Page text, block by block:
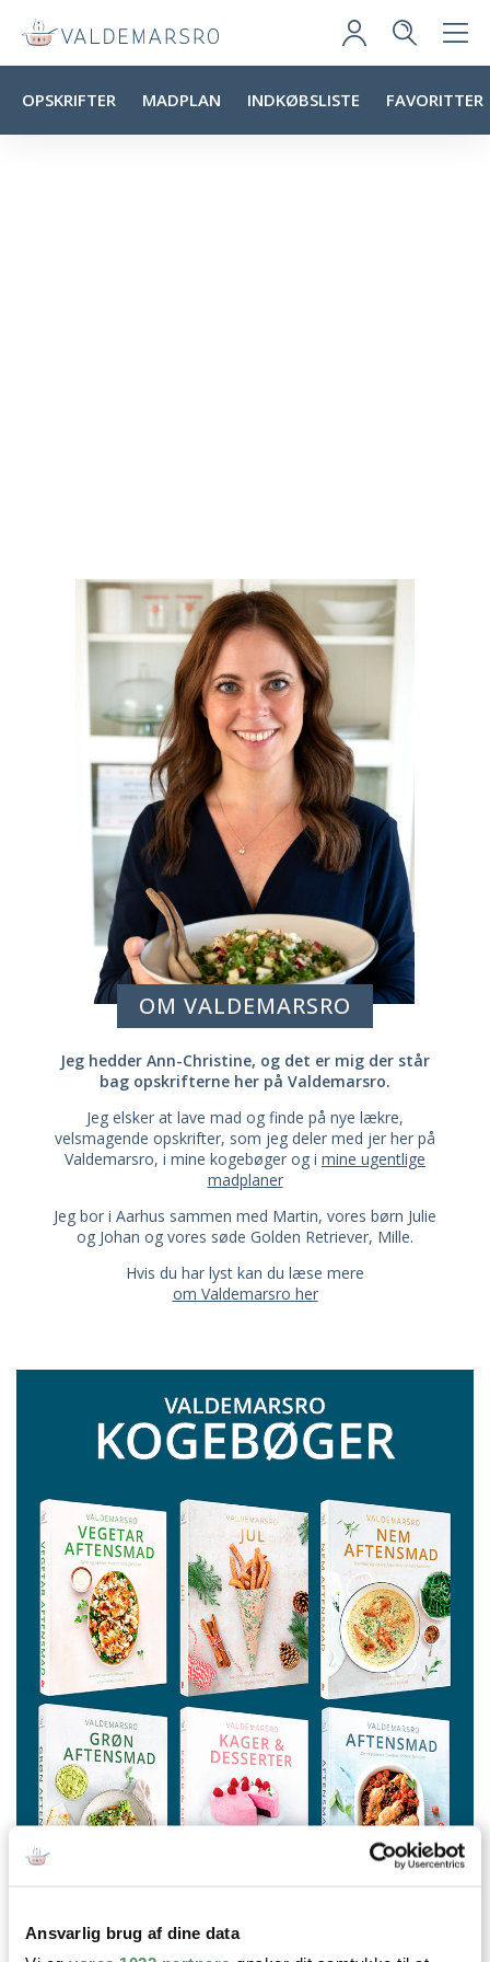
Ansvarlig brug af dine data
OPSKRIFTER MADPLAN INDKØBSLISTE FAVORITTER
OM VALDEMARSRO
Jeg hedder Ann-Christine, og det er mig der står
bag opskrifterne her på Valdemarsro.
Jeg elsker at lave mad og finde på nye lækre,
velsmagende opskrifter, som jeg deler med jer her på
Valdemarsro, i mine kogebøger og i mine ugentlige
madplaner
Jeg bor i Aarhus sammen med Martin, vores børn Julie
og Johan og vores søde Golden Retriever, Mille.
Hvis du har lyst kan du læse mere
om Valdemarsro her